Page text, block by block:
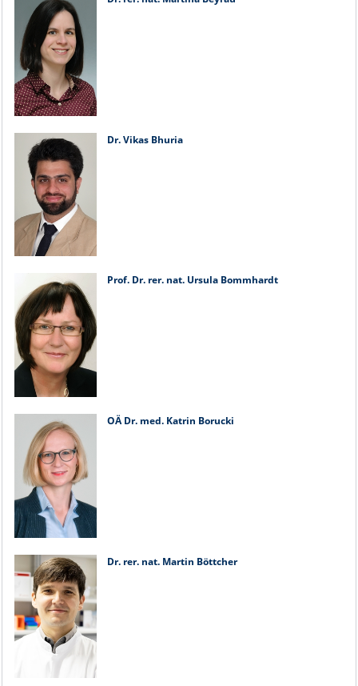
Dr. Vikas Bhuria
Prof. Dr. rer. nat. Ursula Bommhardt
OÄ Dr. med. Katrin Borucki
Dr. rer. nat. Martin Böttcher